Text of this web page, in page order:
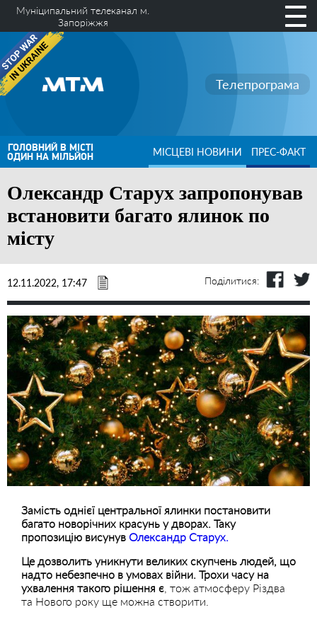
Муніципальний телеканал м.
Запоріжжя
Телепрограма
ГОЛОВНИЙ В МІСТІ
ОДИН НА МІЛЬЙОН МІСЦЕВІ НОВИНИ ПРЕС-ФАКТ
Олександр Старух запропонував
встановити багато ялинок по
місту
12.11.2022, 17:47 Поділитися:
Замість однієї центральної ялинки постановити
багато новорічних красунь у дворах. Таку
пропозицію висунув Олександр Старух.
Це дозволить уникнути великих скупчень людей, що
надто небезпечно в умовах війни. Трохи часу на
ухвалення такого рішення є , тож атмосферу Різдва
та Нового року ще можна створити.